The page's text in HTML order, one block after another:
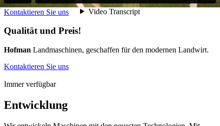
Kontaktieren Sie uns
Qualität und Preis!
Hofman Landmaschinen, geschaffen für den modernen Landwirt.
Kontaktieren Sie uns
Immer verfügbar
Entwicklung